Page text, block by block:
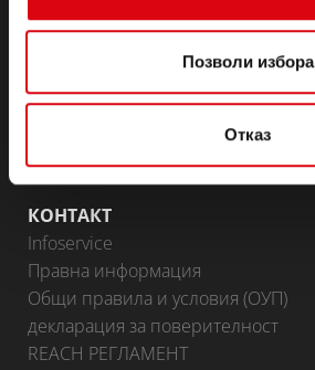
Позволи избора
Отказ
BATTERY KNOWLEDGE
ПАРТНЬОРСКИ ПОРТАЛ
Стани партньор
КОНТАКТ
Infoservice
Правна информация
Общи правила и условия (ОУП)
декларация за поверителност
REACH РЕГЛАМЕНТ